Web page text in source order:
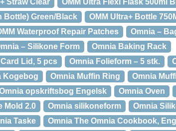
Straw Clear
OMM Ultra Flexi Flask 500ml
Bottle) Green/Black
OMM Ultra+ Bottle
Waterproof Repair Patches
Omnia –
– Silikone Form
Omnia Baking Rack
Lid, 5 pcs
Omnia Folieform – 5 stk.
Kogebog Omnia Muffin Ring
Omnia
opskriftsbog Engelsk Omnia Oven
Mold 2.0 Omnia silikoneform
Omnia
Taske
Omnia The Omnia Cookbook,